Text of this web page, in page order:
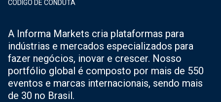
CÓDIGO DE CONDUTA
A Informa Markets cria plataformas para
indústrias e mercados especializados para
fazer negócios, inovar e crescer. Nosso
portfólio global é composto por mais de 550
eventos e marcas internacionais, sendo mais
de 30 no Brasil.